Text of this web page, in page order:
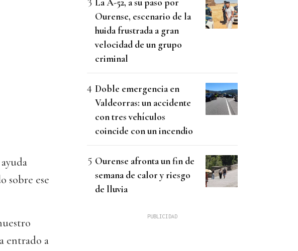
sobre ese
entrado a
Ourense, escenario de la
huida frustrada a gran
velocidad de un grupo
criminal
Doble emergencia en
Valdeorras: un accidente
con tres vehículos
coincide con un incendio
Ourense afronta un fin de
semana de calor y riesgo
de lluvia